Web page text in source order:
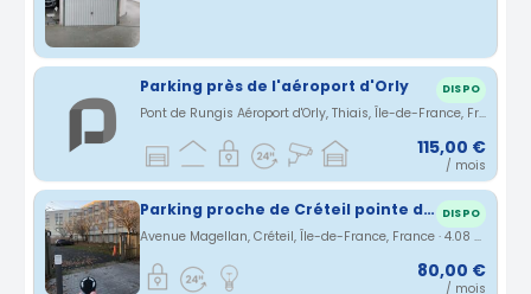
Parking près de l'aéroport d'Orly DISPO
Pont de Rungis Aéroport d'Orly, Thiais, Île-de-France, France · 3.8 km
115,00 €
/ mois
Parking proche de Créteil pointe du lac DISPO
Avenue Magellan, Créteil, Île-de-France, France · 4.08 km
80,00 €
/ mois